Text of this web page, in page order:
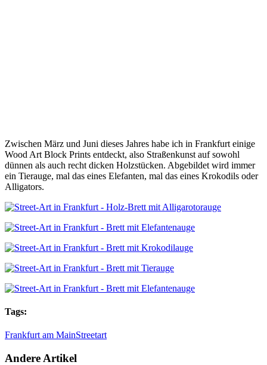
Zwischen März und Juni dieses Jahres habe ich in Frankfurt einige
Wood Art Block Prints entdeckt, also Straßenkunst auf sowohl
dünnen als auch recht dicken Holzstücken. Abgebildet wird immer
ein Tierauge, mal das eines Elefanten, mal das eines Krokodils oder
Alligators.
Tags:
Frankfurt am MainStreetart
Andere Artikel